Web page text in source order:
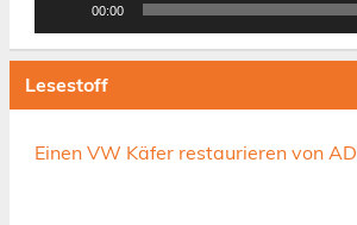
00:00
Lesestoff
Einen VW Käfer restaurieren von AD